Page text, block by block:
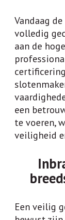
Vandaag
volledig
aan de
een
te voeren,
veiligheid
Een veilig